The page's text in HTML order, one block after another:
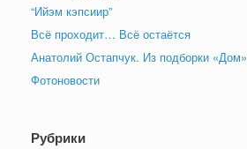
“Ийэм кэпсиир”
Всё проходит… Всё остаётся
Анатолий Остапчук. Из подборки «Дом»
Фотоновости
Рубрики